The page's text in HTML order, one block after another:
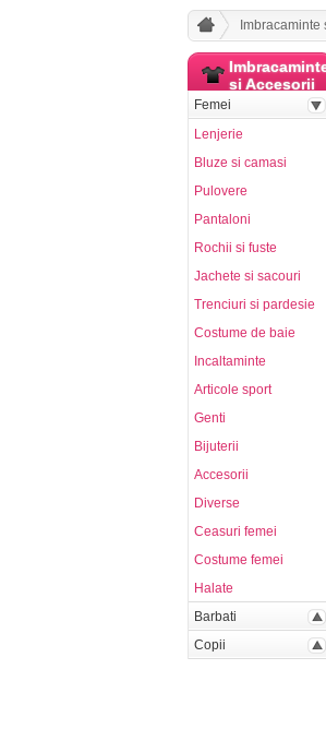
Imbracaminte
si Accesorii
Femei
Lenjerie
Bluze si camasi
Pulovere
Pantaloni
Rochii si fuste
Jachete si sacouri
Trenciuri si pardesie
Costume de baie
Incaltaminte
Articole sport
Genti
Bijuterii
Accesorii
Diverse
Ceasuri femei
Costume femei
Halate
Barbati
Copii